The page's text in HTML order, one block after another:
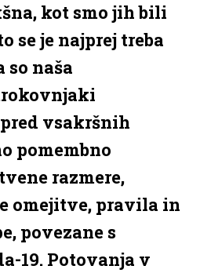
kot smo jih bili
se je najprej treba
naša
vsakršnih
pomembno
razmere,
omejitve, pravila in
povezane s
19. Potovanja v